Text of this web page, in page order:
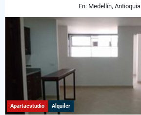
En: Medellín, Antioquia
Apartaestudio Alquiler